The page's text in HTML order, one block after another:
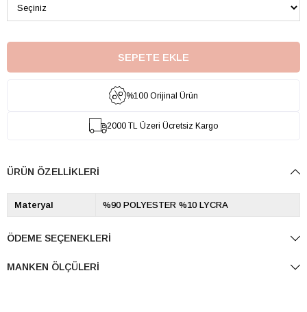
%100 Orijinal Ürün
2000 TL Üzeri Ücretsiz Kargo
ÜRÜN ÖZELLIKLERI
Materyal %90 POLYESTER %10 LYCRA
ÖDEME SEÇENEKLERI
MANKEN ÖLÇÜLERI